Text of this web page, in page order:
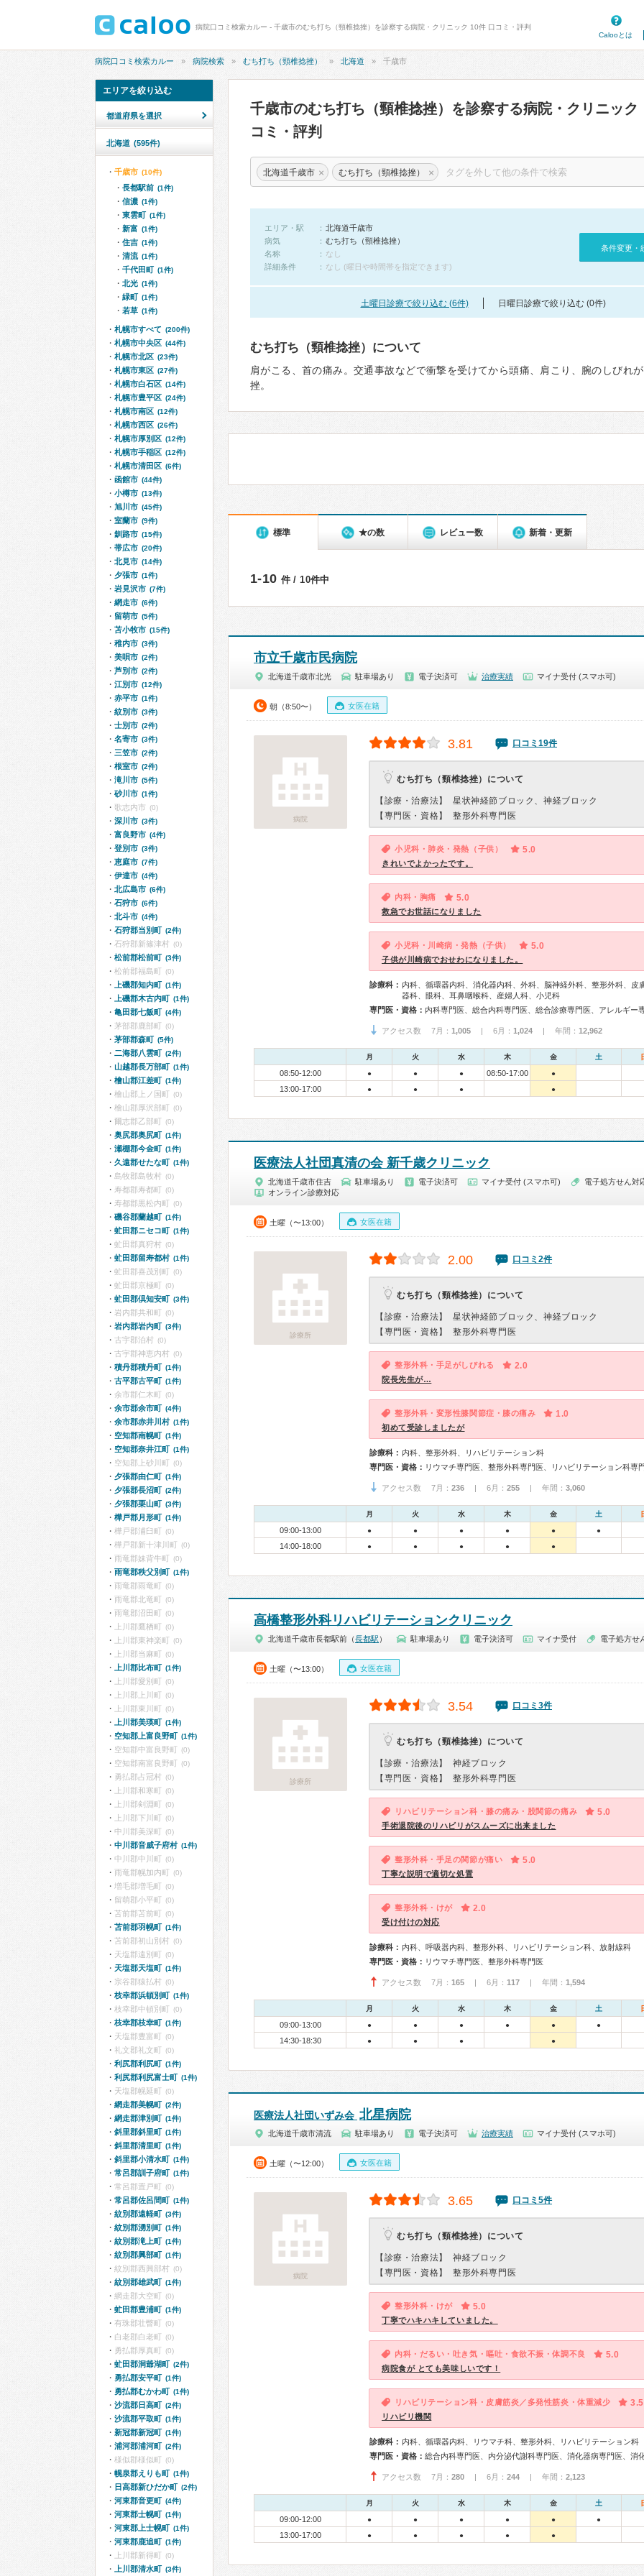
病院口コミ検索カルー - 千歳市のむち打ち（頸椎捻挫）を診察する病院・クリニック 10件 口コミ・評判
Calooとは
病院口コミ検索カルー 病院検索 むち打ち（頸椎捻挫） 北海道 千歳市
千歳市のむち打ち（頸椎捻挫）を診察する病院・クリニック
コミ・評判
北海道千歳市 × むち打ち（頸椎捻挫） ×
エリア・駅
北海道千歳市
病気
むち打ち（頸椎捻挫）
名称
なし
詳細条件
なし (曜日や時間帯を指定できます)
条件変更・
土曜日診療で絞り込む (6件) 日曜日診療で絞り込む (0件)
むち打ち（頸椎捻挫）について
肩がこる、首の痛み。交通事故などで衝撃を受けてから頭痛、肩こり、腕のしびれ
挫。
標準 ★の数 レビュー数 新着・更新
1-10 件 / 10件中
市立千歳市民病院
北海道千歳市北光 駐車場あり 電子決済可 治療実績 マイナ受付 (スマホ可)
朝（8:50〜） 女医在籍
病院
3.81 口コミ19件
むち打ち（頸椎捻挫）について
【診療・治療法】
星状神経節ブロック、神経ブロック
【専門医・資格】
整形外科専門医
小児科・肺炎・発熱（子供） 5.0
きれいでよかったです。
内科・胸痛 5.0
救急でお世話になりました
小児科・川崎病・発熱（子供） 5.0
子供が川崎病でおせわになりました。
診療科： 内科、循環器内科、消化器内科、外科、脳神経外科、整形外科、皮
器科、眼科、耳鼻咽喉科、産婦人科、小児科
専門医・資格：
アクセス数 7月： 1,005 | 6月： 1,024 | 年間： 12,962
月 火 水 木 金 土
08:50-12:00 ● ● ● 08:50-17:00 ●
13:00-17:00 ● ● ● ●
医療法人社団真清の会 新千歳クリニック
北海道千歳市住吉 駐車場あり 電子決済可 マイナ受付 (スマホ可)
電子処方せん対
オンライン診療対応
土曜（〜13:00） 女医在籍
診療所
2.00 口コミ2件
むち打ち（頸椎捻挫）について
【診療・治療法】
星状神経節ブロック、神経ブロック
【専門医・資格】
整形外科専門医
整形外科・手足がしびれる 2.0
院長先生が…
整形外科・変形性膝関節症・膝の痛み 1.0
初めて受診しましたが
診療科： 内科、整形外科、リハビリテーション科
専門医・資格： リウマチ専門医、整形外科専門医、リハビリテーション科専
アクセス数 7月： 236 | 6月： 255 | 年間： 3,060
月 火 水 木 金 土
09:00-13:00 ● ● ● ● ● ●
14:00-18:00 ● ● ● ● ●
高橋整形外科リハビリテーションクリニック
北海道千歳市長都駅前（長都駅 ） 駐車場あり 電子決済可 マイナ受付 電子処方せ
土曜（〜13:00） 女医在籍
診療所
3.54 口コミ3件
むち打ち（頸椎捻挫）について
【診療・治療法】
神経ブロック
【専門医・資格】
整形外科専門医
リハビリテーション科・膝の痛み・股関節の痛み 5.0
手術退院後のリハビリがスムーズに出来ました
整形外科・手足の関節が痛い 5.0
丁寧な説明で適切な処置
整形外科・けが 2.0
受け付けの対応
診療科： 内科、呼吸器内科、整形外科、リハビリテーション科、放射線科
専門医・資格： リウマチ専門医、整形外科専門医
アクセス数 7月： 165 | 6月： 117 | 年間： 1,594
月 火 水 木 金 土
09:00-13:00 ● ● ● ● ● ●
14:30-18:30 ● ● ● ●
医療法人社団いずみ会 北星病院
北海道千歳市清流 駐車場あり 電子決済可 治療実績 マイナ受付 (スマホ可)
土曜（〜12:00） 女医在籍
病院
3.65 口コミ5件
むち打ち（頸椎捻挫）について
【診療・治療法】
神経ブロック
【専門医・資格】
整形外科専門医
整形外科・けが 5.0
丁寧でハキハキしていました。
内科・だるい・吐き気・嘔吐・食欲不振・体調不良 5.0
病院食が とても美味しいです！
リハビリテーション科・皮膚筋炎／多発性筋炎・体重減少 3.5
リハビリ機関
診療科： 内科、循環器内科、リウマチ科、整形外科、リハビリテーション科
専門医・資格：
アクセス数 7月： 280 | 6月： 244 | 年間： 2,123
月 火 水 木 金 土
09:00-12:00 ● ● ● ● ● ●
13:00-17:00 ● ● ● ● ●
エリアを絞り込む
都道府県を選択
北海道 (595件)
千歳市 (10件)
長都駅前 (1件)
信濃 (1件)
東雲町 (1件)
新富 (1件)
住吉 (1件)
清流 (1件)
千代田町 (1件)
北光 (1件)
緑町 (1件)
若草 (1件)
札幌市すべて (200件)
札幌市中央区 (44件)
札幌市北区 (23件)
札幌市東区 (27件)
札幌市白石区 (14件)
札幌市豊平区 (24件)
札幌市南区 (12件)
札幌市西区 (26件)
札幌市厚別区 (12件)
札幌市手稲区 (12件)
札幌市清田区 (6件)
函館市 (44件)
小樽市 (13件)
旭川市 (45件)
室蘭市 (9件)
釧路市 (15件)
帯広市 (20件)
北見市 (14件)
夕張市 (1件)
岩見沢市 (7件)
網走市 (6件)
留萌市 (5件)
苫小牧市 (15件)
稚内市 (3件)
美唄市 (2件)
芦別市 (2件)
江別市 (12件)
赤平市 (1件)
紋別市 (3件)
士別市 (2件)
名寄市 (3件)
三笠市 (2件)
根室市 (2件)
滝川市 (5件)
砂川市 (1件)
歌志内市 (0)
深川市 (3件)
富良野市 (4件)
登別市 (3件)
恵庭市 (7件)
伊達市 (4件)
北広島市 (6件)
石狩市 (6件)
北斗市 (4件)
石狩郡当別町 (2件)
石狩郡新篠津村 (0)
松前郡松前町 (3件)
松前郡福島町 (0)
上磯郡知内町 (1件)
上磯郡木古内町 (1件)
亀田郡七飯町 (4件)
茅部郡鹿部町 (0)
茅部郡森町 (5件)
二海郡八雲町 (2件)
山越郡長万部町 (1件)
檜山郡江差町 (1件)
檜山郡上ノ国町 (0)
檜山郡厚沢部町 (0)
爾志郡乙部町 (0)
奥尻郡奥尻町 (1件)
瀬棚郡今金町 (1件)
久遠郡せたな町 (1件)
島牧郡島牧村 (0)
寿都郡寿都町 (0)
寿都郡黒松内町 (0)
磯谷郡蘭越町 (1件)
虻田郡ニセコ町 (1件)
虻田郡真狩村 (0)
虻田郡留寿都村 (1件)
虻田郡喜茂別町 (0)
虻田郡京極町 (0)
虻田郡倶知安町 (3件)
岩内郡共和町 (0)
岩内郡岩内町 (3件)
古宇郡泊村 (0)
古宇郡神恵内村 (0)
積丹郡積丹町 (1件)
古平郡古平町 (1件)
余市郡仁木町 (0)
余市郡余市町 (4件)
余市郡赤井川村 (1件)
空知郡南幌町 (1件)
空知郡奈井江町 (1件)
空知郡上砂川町 (0)
夕張郡由仁町 (1件)
夕張郡長沼町 (2件)
夕張郡栗山町 (3件)
樺戸郡月形町 (1件)
樺戸郡浦臼町 (0)
樺戸郡新十津川町 (0)
雨竜郡妹背牛町 (0)
雨竜郡秩父別町 (1件)
雨竜郡雨竜町 (0)
雨竜郡北竜町 (0)
雨竜郡沼田町 (0)
上川郡鷹栖町 (0)
上川郡東神楽町 (0)
上川郡当麻町 (0)
上川郡比布町 (1件)
上川郡愛別町 (0)
上川郡上川町 (0)
上川郡東川町 (0)
上川郡美瑛町 (1件)
空知郡上富良野町 (1件)
空知郡中富良野町 (0)
空知郡南富良野町 (0)
勇払郡占冠村 (0)
上川郡和寒町 (0)
上川郡剣淵町 (0)
上川郡下川町 (0)
中川郡美深町 (0)
中川郡音威子府村 (1件)
中川郡中川町 (0)
雨竜郡幌加内町 (0)
増毛郡増毛町 (0)
留萌郡小平町 (0)
苫前郡苫前町 (0)
苫前郡羽幌町 (1件)
苫前郡初山別村 (0)
天塩郡遠別町 (0)
天塩郡天塩町 (1件)
宗谷郡猿払村 (0)
枝幸郡浜頓別町 (1件)
枝幸郡中頓別町 (0)
枝幸郡枝幸町 (1件)
天塩郡豊富町 (0)
礼文郡礼文町 (0)
利尻郡利尻町 (1件)
利尻郡利尻富士町 (1件)
天塩郡幌延町 (0)
網走郡美幌町 (2件)
網走郡津別町 (1件)
斜里郡斜里町 (1件)
斜里郡清里町 (1件)
斜里郡小清水町 (1件)
常呂郡訓子府町 (1件)
常呂郡置戸町 (0)
常呂郡佐呂間町 (1件)
紋別郡遠軽町 (3件)
紋別郡湧別町 (1件)
紋別郡滝上町 (1件)
紋別郡興部町 (1件)
紋別郡西興部村 (0)
紋別郡雄武町 (1件)
網走郡大空町 (0)
虻田郡豊浦町 (1件)
有珠郡壮瞥町 (0)
白老郡白老町 (0)
勇払郡厚真町 (0)
虻田郡洞爺湖町 (2件)
勇払郡安平町 (1件)
勇払郡むかわ町 (1件)
沙流郡日高町 (2件)
沙流郡平取町 (1件)
新冠郡新冠町 (1件)
浦河郡浦河町 (2件)
様似郡様似町 (0)
幌泉郡えりも町 (1件)
日高郡新ひだか町 (2件)
河東郡音更町 (4件)
河東郡士幌町 (1件)
河東郡上士幌町 (1件)
河東郡鹿追町 (1件)
上川郡新得町 (0)
上川郡清水町 (3件)